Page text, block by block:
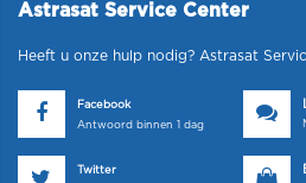
Astrasat Service Center
Heeft u onze hulp nodig? Astrasat
Facebook
Antwoord binnen 1 dag
Twitter